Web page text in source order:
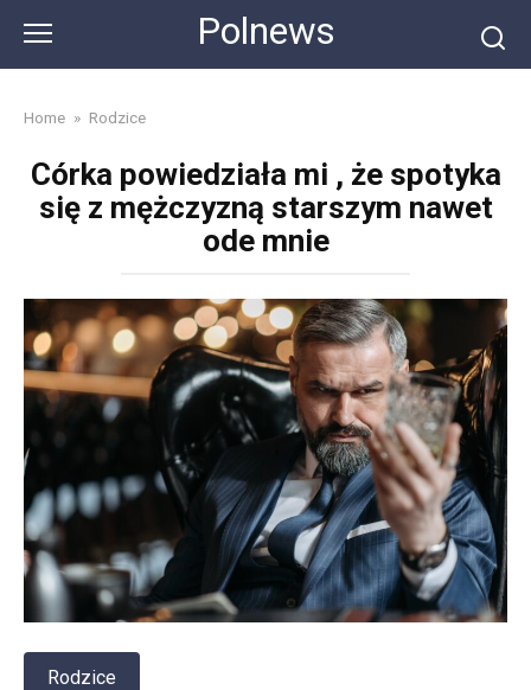
content
Polnews
Home » Rodzice
Córka powiedziała mi , że spotyka
się z mężczyzną starszym nawet
ode mnie
Rodzice